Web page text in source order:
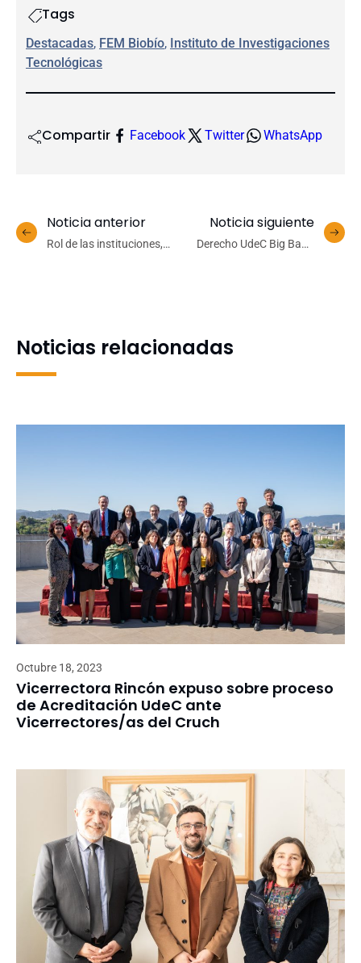
Tags
Destacadas, FEM Biobío, Instituto de Investigaciones
Tecnológicas
Compartir Facebook Twitter WhatsApp
Noticia anterior
Rol de las instituciones,
Humano»
Noticia siguiente
Derecho UdeC Big Band
Noticias relacionadas
Octubre 18, 2023
Vicerrectora Rincón expuso sobre proceso
de Acreditación UdeC ante
Vicerrectores/as del Cruch